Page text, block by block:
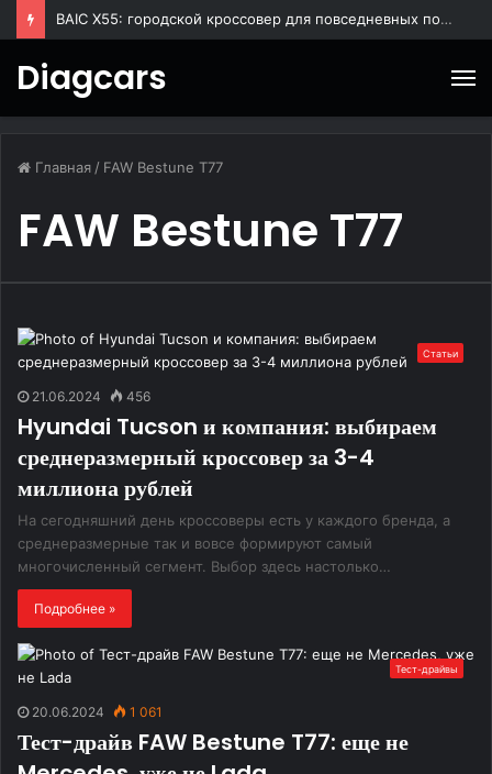
BAIC X55: городской кроссовер для повседневных поездок
Diagcars
Главная / FAW Bestune T77
FAW Bestune T77
Статьи
21.06.2024 456
Hyundai Tucson и компания: выбираем
среднеразмерный кроссовер за 3-4
миллиона рублей
На сегодняшний день кроссоверы есть у каждого бренда, а
среднеразмерные так и вовсе формируют самый
многочисленный сегмент. Выбор здесь настолько…
Подробнее »
Тест-драйвы
20.06.2024 1 061
Тест-драйв FAW Bestune T77: еще не